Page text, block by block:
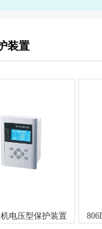
装置
电压型保护装置